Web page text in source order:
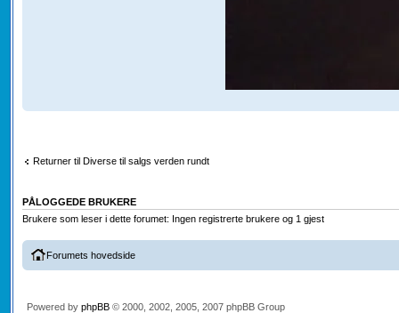
Returner til Diverse til salgs verden rundt
PÅLOGGEDE BRUKERE
Brukere som leser i dette forumet: Ingen registrerte brukere og 1 gjest
Forumets hovedside
Powered by phpBB© 2000, 2002, 2005, 2007 phpBB Group